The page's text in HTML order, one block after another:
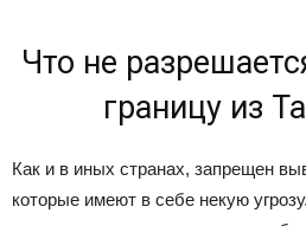
Что не
границу из
Как и в иных странах, запрещен
которые имеют в себе некую